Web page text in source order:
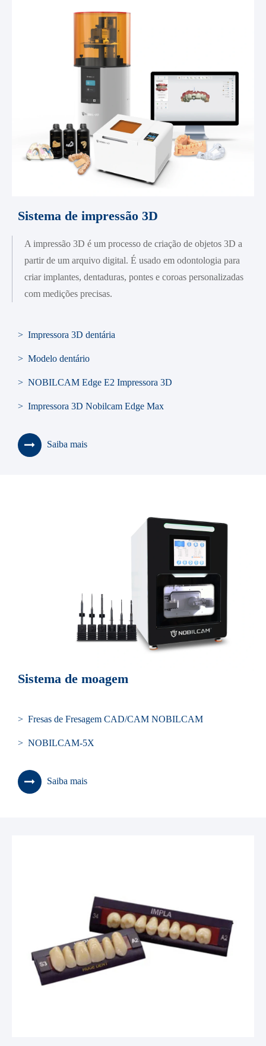
Sistema de impressão 3D
A impressão 3D é um processo de criação de objetos 3D a
partir de um arquivo digital. É usado em odontologia para
criar implantes, dentaduras, pontes e coroas personalizadas
com medições precisas.
> Impressora 3D dentária
> Modelo dentário
> NOBILCAM Edge E2 Impressora 3D
> Impressora 3D Nobilcam Edge Max
Saiba mais
Sistema de moagem
> Fresas de Fresagem CAD/CAM NOBILCAM
> NOBILCAM-5X
Saiba mais